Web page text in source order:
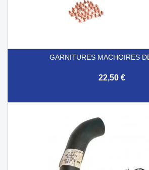
GARNITURES MACHOIRES
22,50 €